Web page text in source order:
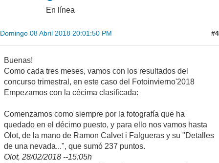
En línea
Domingo 08 Abril 2018 20:01:50 PM #4
Buenas!
Como cada tres meses, vamos con los resultados del
concurso trimestral, en este caso del Fotoinvierno'2018
Empezamos con la cécima clasificada:
Comenzamos como siempre por la fotografía que ha
quedado en el décimo puesto, y para ello nos vamos hasta
Olot, de la mano de Ramon Calvet i Falgueras y su "Detalles
de una nevada...", que sumó 237 puntos.
Olot, 28/02/2018 --15:05h